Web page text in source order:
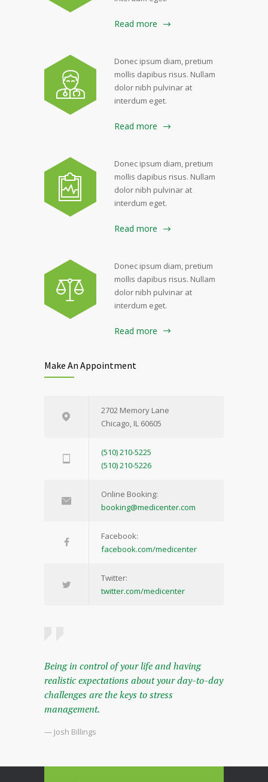
Read more
Donec ipsum diam, pretium
mollis dapibus risus. Nullam
dolor nibh pulvinar at
interdum eget.
Read more
Donec ipsum diam, pretium
mollis dapibus risus. Nullam
dolor nibh pulvinar at
interdum eget.
Read more
Donec ipsum diam, pretium
mollis dapibus risus. Nullam
dolor nibh pulvinar at
interdum eget.
Read more
Make An Appointment
2702 Memory Lane
Chicago, IL 60605
(510) 210-5225
(510) 210-5226
Online Booking:
booking@medicenter.com
Facebook:
facebook.com/medicenter
Twitter:
twitter.com/medicenter
Being in control of your life and having
realistic expectations about your day-to-day
challenges are the keys to stress
management.
— Josh Billings